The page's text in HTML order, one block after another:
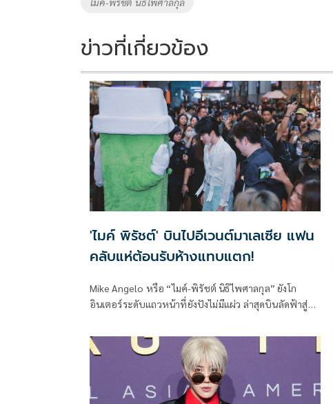
k k
ข่าวที่เกี่ยวข้อง
'ไมค์ พิรัชต์' บินไปอีเวนต์มาเลเซีย แฟน
คลับแห่ต้อนรับห้างแทบแตก!
Mike Angelo หรือ “ไมค์-พิรัชต์ นิธิไพศาลกุล” ยังโก
อินเตอร์ระดับแถวหน้าที่ยังปังไม่มีแผ่ว ล่าสุดบินลัดฟ้าสู่
ร้าน NaisnoW ณ Pavilion KL เมื่อวันก่อน